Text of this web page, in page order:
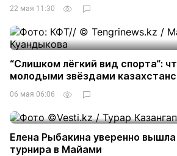
22 мая 11:30
“Слишком лёгкий вид спорта“:
молодыми звёздами
06 мая 06:06
Елена Рыбакина уверенно
турнира в Майами